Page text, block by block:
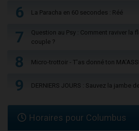
6 La Paracha en 60 secondes : Réé
7
Question au Psy : Comment raviver la
couple ?
8 Micro-trottoir - T'as donné ton
9 DERNIERS JOURS : Sauvez la jambe
Horaires pour Columbus